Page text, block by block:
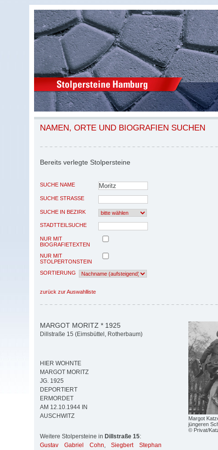
NAMEN, ORTE UND BIOGRAFIEN SUCHEN
Bereits verlegte Stolpersteine
SUCHE NAME
SUCHE STRASSE
SUCHE IN BEZIRK
STADTTEILSUCHE
NUR MIT
BIOGRAFIETEXTEN
NUR MIT
STOLPERTONSTEIN
SORTIERUNG
zurück zur Auswahlliste
Margot
jüngeren
© Privat/
MARGOT MORITZ * 1925
Dillstraße 15 (Eimsbüttel, Rotherbaum)
HIER WOHNTE
MARGOT MORITZ
JG. 1925
DEPORTIERT
ERMORDET
AM 12.10.1944 IN
AUSCHWITZ
Weitere Stolpersteine in Dillstraße 15:
Gustav Gabriel Cohn,Siegbert Stephan